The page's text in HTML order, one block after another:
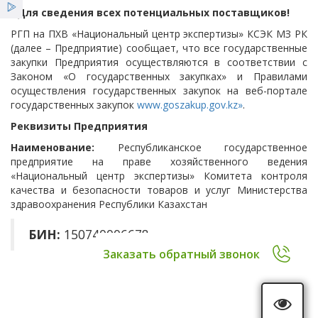
Заказать обратный звонок
Услуги
Льготы
Новости
Телефоны доверия
Государственные закупки
Декларация должностных лиц Предприятия
«Для сведения всех потенциальных поставщиков!
РГП на ПХВ «Национальный центр экспертизы» КСЭК МЗ РК
(далее – Предприятие) сообщает, что все государственные
закупки Предприятия осуществляются в соответствии с
Законом «О государственных закупках» и Правилами
осуществления государственных закупок на веб-портале
государственных закупок www.goszakup.gov.kz».
Реквизиты Предприятия
Наименование: Республиканское государственное
предприятие на праве хозяйственного ведения
«Национальный центр экспертизы» Комитета контроля
качества и безопасности товаров и услуг Министерства
здравоохранения Республики Казахстан
БИН: 150740006678